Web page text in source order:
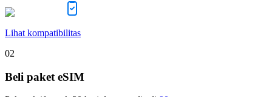
Lihat kompatibilitas
02
Beli paket eSIM